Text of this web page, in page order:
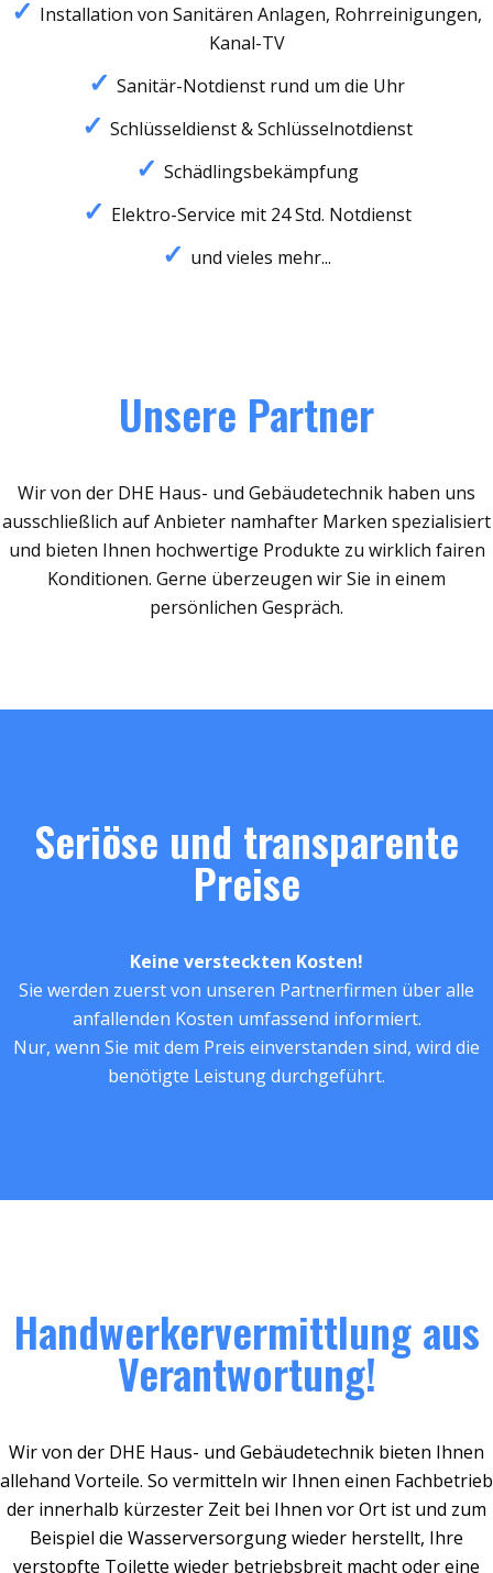
Installation von Sanitären Anlagen, Rohrreinigungen,
Kanal-TV
Sanitär-Notdienst rund um die Uhr
Schlüsseldienst & Schlüsselnotdienst
Schädlingsbekämpfung
Elektro-Service mit 24 Std. Notdienst
und vieles mehr...
Unsere Partner
Wir von der DHE Haus- und Gebäudetechnik haben uns
ausschließlich auf Anbieter namhafter Marken spezialisiert
und bieten Ihnen hochwertige Produkte zu wirklich fairen
Konditionen. Gerne überzeugen wir Sie in einem
persönlichen Gespräch.
Seriöse und transparente
Preise
Keine versteckten Kosten!
Sie werden zuerst von unseren Partnerfirmen über alle
anfallenden Kosten umfassend informiert.
Nur, wenn Sie mit dem Preis einverstanden sind, wird die
benötigte Leistung durchgeführt.
Handwerkervermittlung aus
Verantwortung!
Wir von der DHE Haus- und Gebäudetechnik bieten Ihnen
allehand Vorteile. So vermitteln wir Ihnen einen Fachbetrieb
der innerhalb kürzester Zeit bei Ihnen vor Ort ist und zum
Beispiel die Wasserversorgung wieder herstellt, Ihre
verstopfte Toilette wieder betriebsbreit macht oder eine